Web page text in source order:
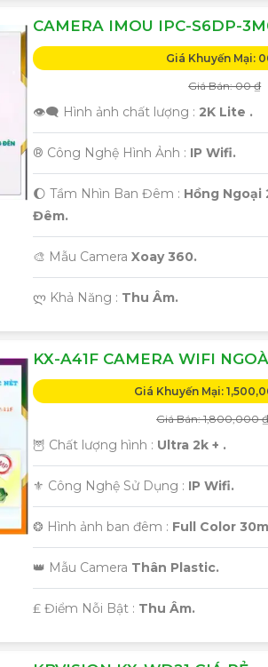
CAMERA IMOU IPC-S6DP-
Giá Khuyến Mại:
Giá Bán: 00 ₫
👁️‍🗨 Hình ảnh chất lượng : 2K Lite .
®️ Công Nghệ Hình Ảnh : IP Wifi.
🌔 Tầm Nhìn Ban Đêm : Hồng Ngoại
Đêm.
🎨 Mẫu Camera Xoay 360.
️ლ Khả Năng : Thu Âm.
KX-A41F CAMERA WIFI
Giá Khuyến Mại:
Giá Bán: 1,800,000 ₫
🦉 Chất lượng hình : Ultra 2k + .
⚜️ Công Nghệ Sử Dụng : IP Wifi.
❂ Hình ảnh ban đêm : Full Color
👑 Mẫu Camera Thân Plastic.
️₤ Điểm Nỗi Bật : Thu Âm.